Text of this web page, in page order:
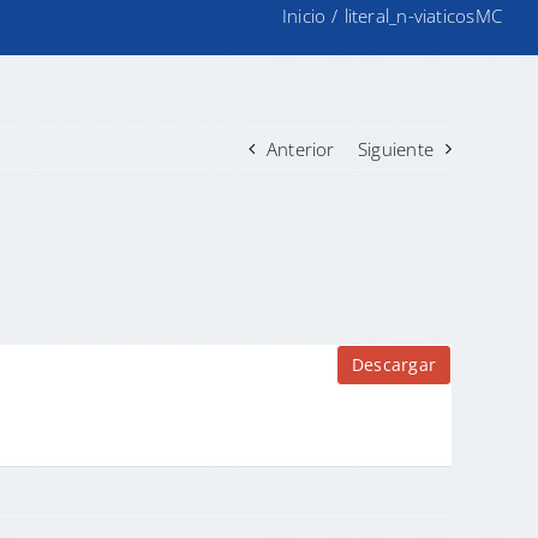
Inicio / literal_n-viaticosMC
Anterior Siguiente
Descargar